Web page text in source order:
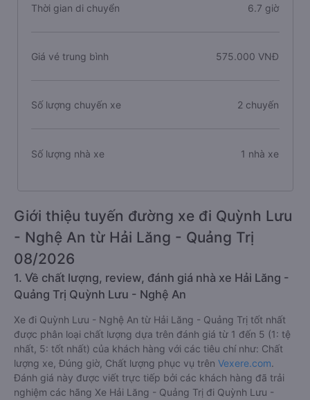
Thời gian di chuyển 6.7 giờ
Giá vé trung bình 575.000 VNĐ
Số lượng chuyến xe 2 chuyến
Số lượng nhà xe 1 nhà xe
Giới thiệu tuyến đường xe đi Quỳnh Lưu
- Nghệ An từ Hải Lăng - Quảng Trị
08/2026
1. Về chất lượng, review, đánh giá nhà xe Hải Lăng -
Quảng Trị Quỳnh Lưu - Nghệ An
Xe đi Quỳnh Lưu - Nghệ An từ Hải Lăng - Quảng Trị tốt nhất
được phân loại chất lượng dựa trên đánh giá từ 1 đến 5 (1: tệ
nhất, 5: tốt nhất) của khách hàng với các tiêu chí như: Chất
lượng xe, Đúng giờ, Chất lượng phục vụ trên Vexere.com.
Đánh giá này được viết trực tiếp bởi các khách hàng đã trải
nghiệm các hãng Xe Hải Lăng - Quảng Trị đi Quỳnh Lưu -